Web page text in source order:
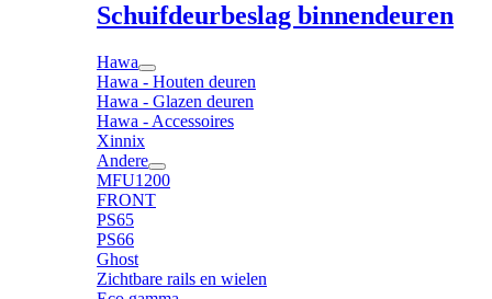
Schuifdeurbeslag binnendeuren
Hawa
Hawa - Houten deuren
Hawa - Glazen deuren
Hawa - Accessoires
Xinnix
Andere
MFU1200
FRONT
PS65
PS66
Ghost
Zichtbare rails en wielen